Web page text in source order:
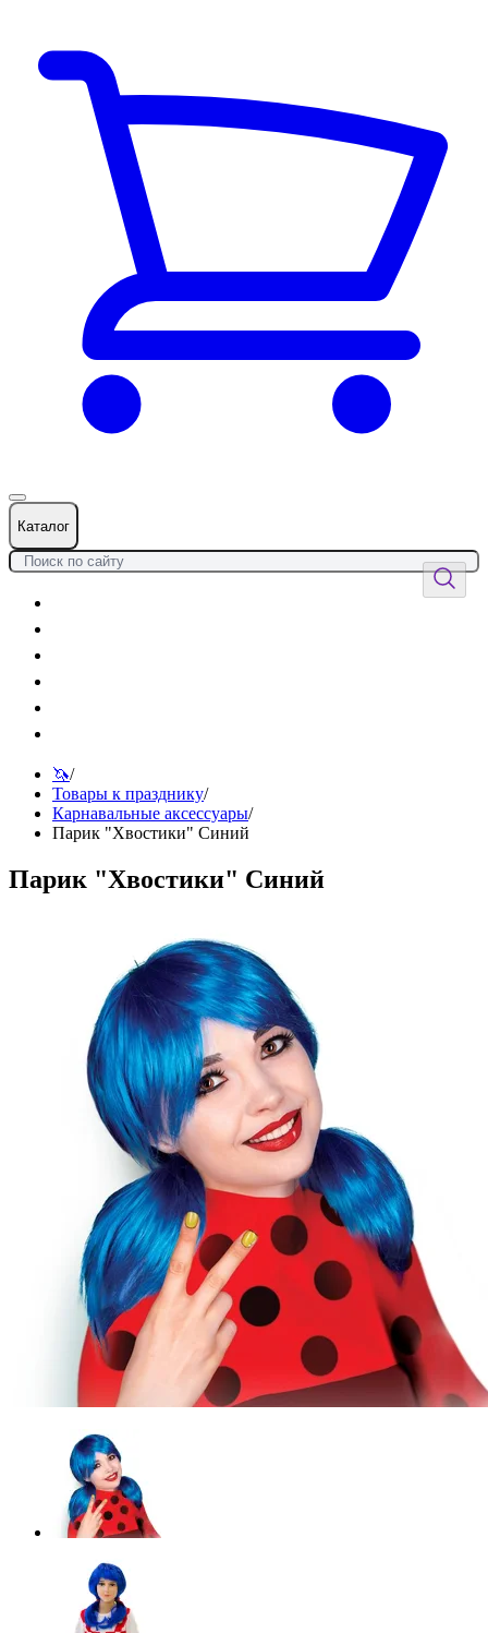
Каталог
🦄/
Товары к празднику/
Карнавальные аксессуары/
Парик "Хвостики" Синий
Парик "Хвостики" Синий